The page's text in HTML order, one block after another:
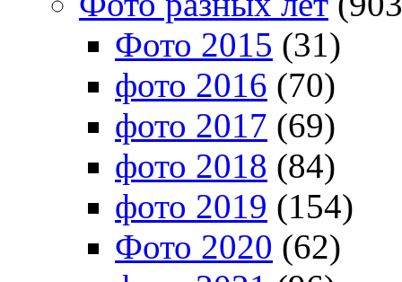
Фото 2015 (31)
фото 2016 (70)
фото 2017 (69)
фото 2018 (84)
фото 2019 (154)
Фото 2020 (62)